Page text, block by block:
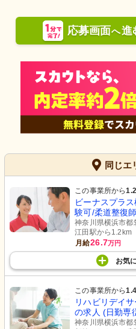
応募画面へ進
同じエ
この事業所から1.2
ビーナスプラ
験可/柔道整復
神奈川県横浜市都
江田駅から1.2km
月給26.7万円
お気
この事業所から1.4
リハビリデイ
の求人 (日勤専
神奈川県横浜市都